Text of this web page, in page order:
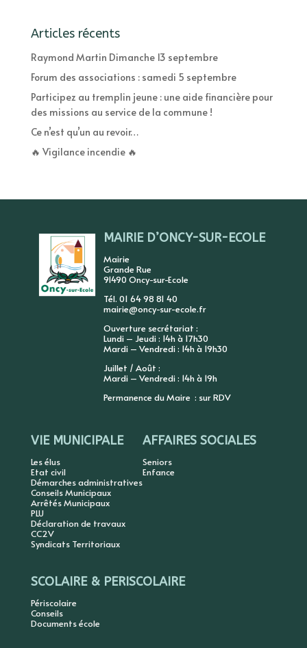
Articles récents
Raymond Martin Dimanche 13 septembre
Forum des associations : samedi 5 septembre
Participez au tremplin jeune : une aide financière pour
des missions au service de la commune !
Ce n’est qu’un au revoir…
🔥 Vigilance incendie 🔥
MAIRIE D’ONCY-SUR-ECOLE
Mairie
Grande Rue
91490 Oncy-sur-Ecole
Tél. 01 64 98 81 40
mairie@oncy-sur-ecole.fr
Ouverture secrétariat :
Lundi – Jeudi : 14h à 17h30
Mardi – Vendredi : 14h à 19h30
Juillet / Août :
Mardi – Vendredi : 14h à 19h
Permanence du Maire : sur RDV
VIE MUNICIPALE
Les élus
Etat civil
Démarches administratives
Conseils Municipaux
Arrêtés Municipaux
PLU
Déclaration de travaux
CC2V
Syndicats Territoriaux
AFFAIRES SOCIALES
Seniors
Enfance
SCOLAIRE & PERISCOLAIRE
Périscolaire
Conseils
Documents école